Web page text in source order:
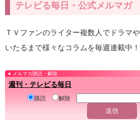
テレビる毎日・公式メルマガ
ＴＶファンのライター複数人でドラマ
いたるまで様々なコラムを毎週連載中！
メルマガ購読・解除
週刊・テレビる毎日
購読 解除